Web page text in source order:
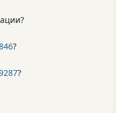
?
?